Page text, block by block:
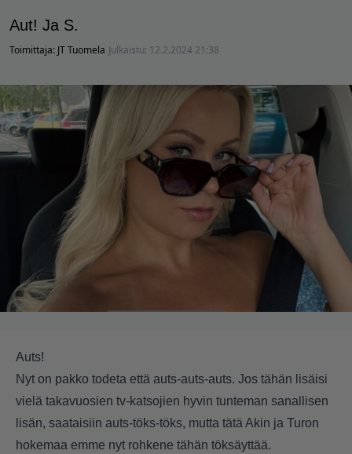
Aut! Ja S.
Toimittaja: JT Tuomela Julkaistu: 12.2.2024 21:38
Auts!
Nyt on pakko todeta että auts-auts-auts. Jos tähän lisäisi
vielä takavuosien tv-katsojien hyvin tunteman sanallisen
lisän, saataisiin auts-töks-töks, mutta tätä Akin ja Turon
hokemaa emme nyt rohkene tähän töksäyttää.